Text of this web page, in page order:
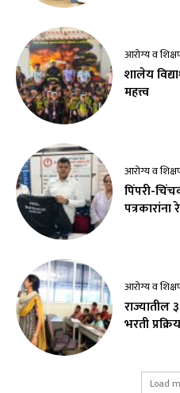
आरोग्य व
शालेय
महत्त्व
आरोग्य व
पिंपरी-
आरोग्य व
राज्यातील
भरती
Load